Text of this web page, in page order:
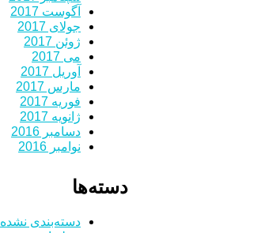
آگوست 2017
جولای 2017
ژوئن 2017
می 2017
آوریل 2017
مارس 2017
فوریه 2017
ژانویه 2017
دسامبر 2016
نوامبر 2016
دسته‌ها
دسته‌بندی نشده